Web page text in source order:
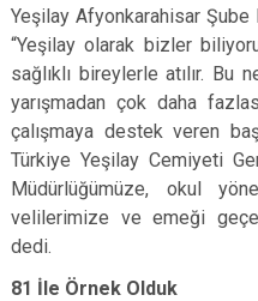
Yeşilay Afyonkarahisar Şube
“Yeşilay olarak bizler
sağlıklı bireylerle atılır. Bu
yarışmadan çok daha
çalışmaya destek veren
Türkiye Yeşilay Cemiyeti
Müdürlüğümüze, okul
velilerimize ve emeği
dedi.
81 İle Örnek Olduk